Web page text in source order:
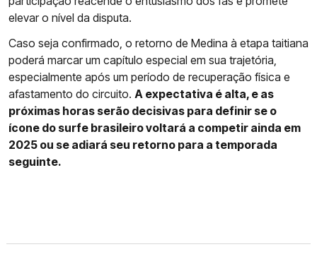
elevar o nível da disputa.
Caso seja confirmado, o retorno de Medina à etapa taitiana
poderá marcar um capítulo especial em sua trajetória,
especialmente após um período de recuperação física e
afastamento do circuito. A expectativa é alta, e as
próximas horas serão decisivas para definir se o
ícone do surfe brasileiro voltará a competir ainda em
2025 ou se adiará seu retorno para a temporada
seguinte.